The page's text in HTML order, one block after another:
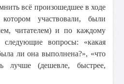
всё произошедшее в ходе
участвовали, были
читателем) и по каждому
следующие вопросы: «какая
ли она выполнена?», «что
лучше (дешевле, быстрее,